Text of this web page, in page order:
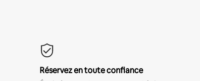
Réservez en toute confiance